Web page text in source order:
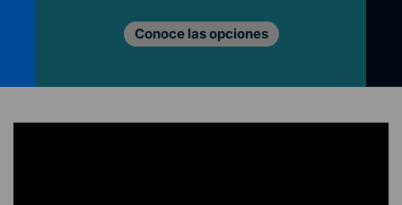
Conoce las opciones